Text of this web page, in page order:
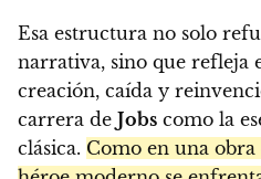
Esa estructura no solo
narrativa, sino que refleja
creación, caída y
carrera de Jobs como la
clásica. Como en una obra